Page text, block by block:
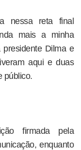
nessa reta final
mais a minha
Dilma e
aqui e duas
público.
firmada pela
enquanto